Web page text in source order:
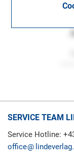
SERVICE TEAM
Service Hotline:
office